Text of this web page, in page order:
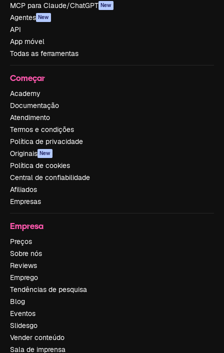
MCP para Claude/ChatGPT New
Agentes New
API
App móvel
Todas as ferramentas
Começar
Academy
Documentação
Atendimento
Termos e condições
Política de privacidade
Originais New
Política de cookies
Central de confiabilidade
Afiliados
Empresas
Empresa
Preços
Sobre nós
Reviews
Emprego
Tendências de pesquisa
Blog
Eventos
Slidesgo
Vender conteúdo
Sala de imprensa